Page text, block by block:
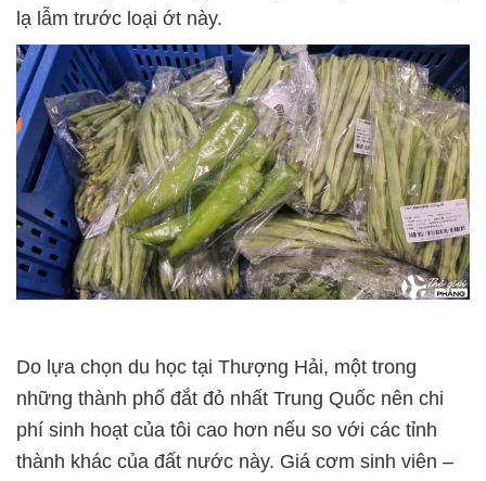
lạ lẫm trước loại ớt này.
Do lựa chọn du học tại Thượng Hải, một trong
những thành phố đắt đỏ nhất Trung Quốc nên chi
phí sinh hoạt của tôi cao hơn nếu so với các tỉnh
thành khác của đất nước này. Giá cơm sinh viên –